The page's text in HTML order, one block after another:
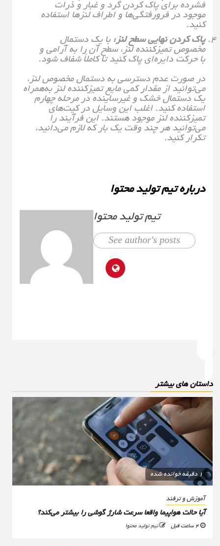
فشرده برای پاک کردن گرد و غبار و ذرات
موجود در فرورفتگی‌ها و اطراف لنزها استفاده
کنید.
پاک کردن نهایی سطح لنز:با یک دستمال
مخصوص تمیزکننده لنز، سطح آن را به آرامی و
با حرکت دایره‌ای پاک کنید تا کاملاً شفاف شود.
در صورت عدم دسترسی به دستمال مخصوص لنز،
می‌توانید از مقدار کمی مایع تمیزکننده لنز به‌همراه
یک دستمال خشک و غیرساینده در مرحله چهارم
استفاده کنید. اغلب این وسایل در کیت‌های
تمیزکننده لنز موجود هستند. این فرآیند را
می‌توانید هر چند وقت یک بار که لازم می‌دانید،
تکرار کنید.
درباره تیم تولید محتوا
تیم تولید محتوا
See author's posts
های بیشتر
1 دقیقه خوانده شده
آموزش و ترفند
آیا حالت هواپیما واقعا سرعت شارژ گوشی را بیشتر می‌کند؟
تیم تولید محتوا